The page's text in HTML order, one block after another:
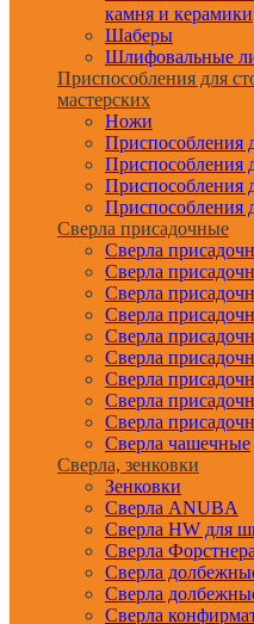
камня и керамики
Шаберы
Шлифовальные
Приспособления для
мастерских
Ножи
Приспособления
Приспособления
Приспособления
Приспособления
Сверла присадочные
Сверла
Сверла
Сверла
Сверла
Сверла
Сверла
Сверла
Сверла
Сверла
Сверла чашечные
Сверла, зенковки
Зенковки
Сверла ANUBA
Сверла HW для
Сверла Форстнера
Сверла
Сверла
Сверла